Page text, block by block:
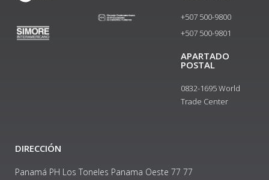
+507 500-9800
+507 500-9801​
APARTADO
POSTAL
0832-1695 World
Trade Center
DIRECCIÓN
Panamá PH Los Toneles Panama Oeste 77 77